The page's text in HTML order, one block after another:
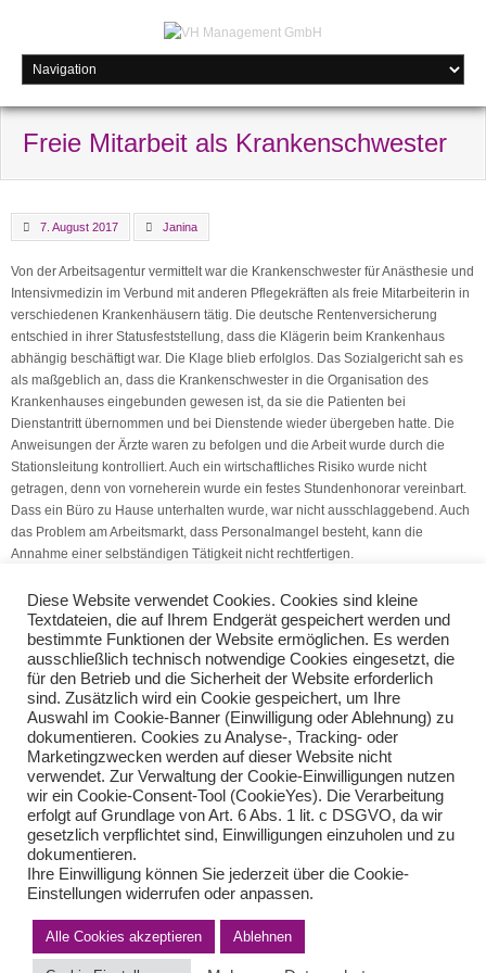
Freie Mitarbeit als Krankenschwester
7. August 2017 Janina
Von der Arbeitsagentur vermittelt war die Krankenschwester für Anästhesie und
Intensivmedizin im Verbund mit anderen Pflegekräften als freie Mitarbeiterin in
verschiedenen Krankenhäusern tätig. Die deutsche Rentenversicherung
entschied in ihrer Statusfeststellung, dass die Klägerin beim Krankenhaus
abhängig beschäftigt war. Die Klage blieb erfolglos. Das Sozialgericht sah es
als maßgeblich an, dass die Krankenschwester in die Organisation des
Krankenhauses eingebunden gewesen ist, da sie die Patienten bei
Dienstantritt übernommen und bei Dienstende wieder übergeben hatte. Die
Anweisungen der Ärzte waren zu befolgen und die Arbeit wurde durch die
Stationsleitung kontrolliert. Auch ein wirtschaftliches Risiko wurde nicht
getragen, denn von vorneherein wurde ein festes Stundenhonorar vereinbart.
Dass ein Büro zu Hause unterhalten wurde, war nicht ausschlaggebend. Auch
das Problem am Arbeitsmarkt, dass Personalmangel besteht, kann die
Annahme einer selbständigen Tätigkeit nicht rechtfertigen.
(Quelle: V.S.H. Dienstleistungs GmbH)
DLS-digitale Lohnschnittstelle
Verbesserung von Beruf und Familien
Teilen Sie diese Nachricht mit Ihren Freunden oder Kollegen
Impressum Haftungsausschluss
Datenschutzerklärung nach DSGVO
Kontakt
Diese Website verwendet Cookies. Cookies sind kleine
Textdateien, die auf Ihrem Endgerät gespeichert werden und
bestimmte Funktionen der Website ermöglichen. Es werden
ausschließlich technisch notwendige Cookies eingesetzt, die
für den Betrieb und die Sicherheit der Website erforderlich
sind. Zusätzlich wird ein Cookie gespeichert, um Ihre
Auswahl im Cookie-Banner (Einwilligung oder Ablehnung) zu
dokumentieren. Cookies zu Analyse-, Tracking- oder
Marketingzwecken werden auf dieser Website nicht
verwendet. Zur Verwaltung der Cookie-Einwilligungen nutzen
wir ein Cookie-Consent-Tool (CookieYes). Die Verarbeitung
erfolgt auf Grundlage von Art. 6 Abs. 1 lit. c DSGVO, da wir
gesetzlich verpflichtet sind, Einwilligungen einzuholen und zu
dokumentieren.
Ihre Einwilligung können Sie jederzeit über die Cookie-
Einstellungen widerrufen oder anpassen.
Alle Cookies akzeptieren Ablehnen